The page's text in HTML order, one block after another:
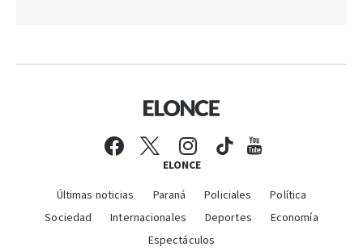
ELONCE
Últimas noticias Paraná Policiales
Política
Sociedad
Internacionales Deportes
Economía
Espectáculos